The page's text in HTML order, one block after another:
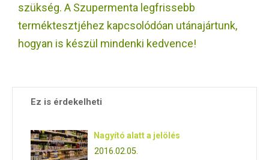
N
szükség. A Szupermenta legfrissebb
terméktesztjéhez kapcsolódóan utánajártunk,
hogyan is készül mindenki kedvence!
Ez is érdekelheti
Nagyító alatt a jelölés
2016.02.05.